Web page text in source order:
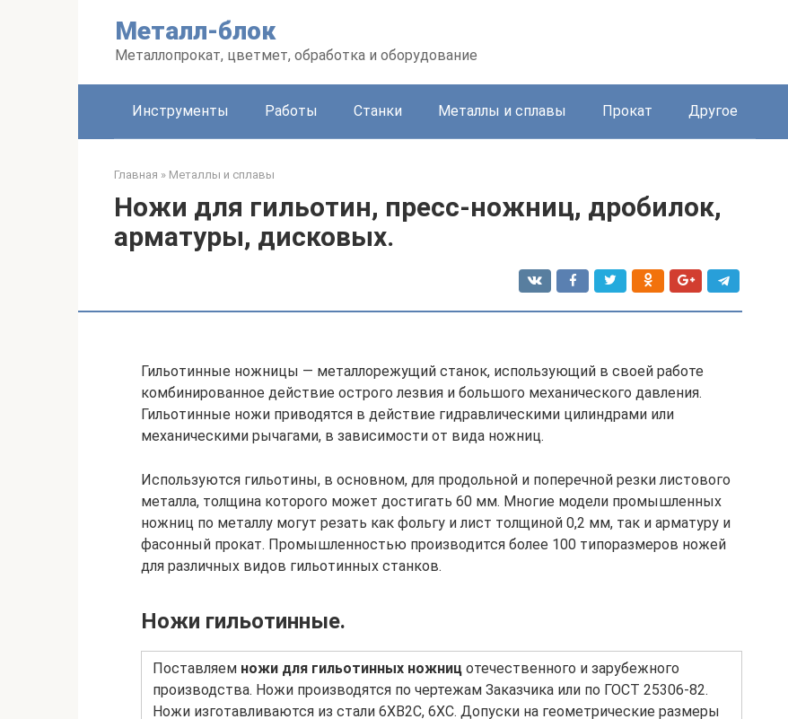
Металл-блок
Металлопрокат, цветмет, обработка и оборудование
Инструменты Работы Станки Металлы и сплавы Прокат Другое
Главная » Металлы и сплавы
Ножи для гильотин, пресс-ножниц, дробилок,
арматуры, дисковых.
Гильотинные ножницы — металлорежущий станок, использующий в своей работе
комбинированное действие острого лезвия и большого механического давления.
Гильотинные ножи приводятся в действие гидравлическими цилиндрами или
механическими рычагами, в зависимости от вида ножниц.
Используются гильотины, в основном, для продольной и поперечной резки листового
металла, толщина которого может достигать 60 мм. Многие модели промышленных
ножниц по металлу могут резать как фольгу и лист толщиной 0,2 мм, так и арматуру и
фасонный прокат. Промышленностью производится более 100 типоразмеров ножей
для различных видов гильотинных станков.
Ножи гильотинные.
Поставляем ножи для гильотинных ножниц отечественного и зарубежного
производства. Ножи производятся по чертежам Заказчика или по ГОСТ 25306-82.
Ножи изготавливаются из стали 6ХВ2С, 6ХС. Допуски на геометрические размеры